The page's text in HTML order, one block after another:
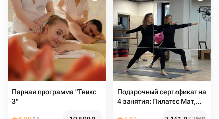
Парная программа "Твикс
3"
Подарочный сертификат на
4 занятия: Пилатес Мат,